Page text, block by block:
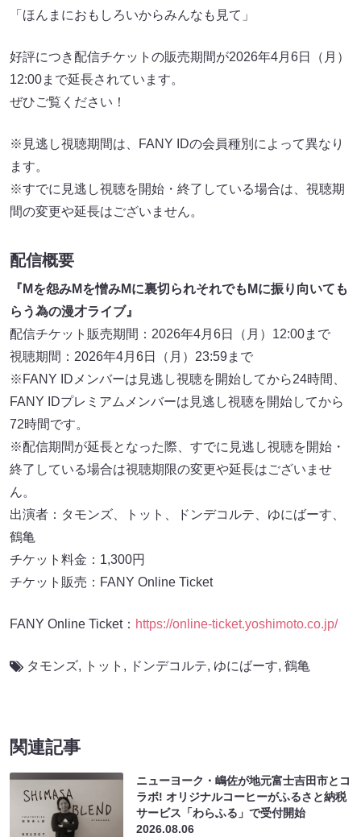
「ほんまにおもしろいからみんなも見て」
好評につき配信チケットの販売期間が2026年4月6日（月）
12:00まで延長されています。
ぜひご覧ください！
※見逃し視聴期間は、FANY IDの会員種別によって異なり
ます。
※すでに見逃し視聴を開始・終了している場合は、視聴期
間の変更や延長はございません。
配信概要
『Mを怨みMを憎みMに裏切られそれでもMに振り向いても
らう為の漫才ライブ』
配信チケット販売期間：2026年4月6日（月）12:00まで
視聴期間：2026年4月6日（月）23:59まで
※FANY IDメンバーは見逃し視聴を開始してから24時間、
FANY IDプレミアムメンバーは見逃し視聴を開始してから
72時間です。
※配信期間が延長となった際、すでに見逃し視聴を開始・
終了している場合は視聴期限の変更や延長はございませ
ん。
出演者：タモンズ、トット、ドンデコルテ、ゆにばーす、
鶴亀
チケット料金：1,300円
チケット販売：FANY Online Ticket
FANY Online Ticket： https://online-ticket.yoshimoto.co.jp/
タモンズ, トット , ドンデコルテ, ゆにばーす, 鶴亀
関連記事
ニューヨーク・嶋佐が地元富士吉田市とコ
ラボ! オリジナルコーヒーがふるさと納税
サービス「わらふる」で受付開始
2026.08.06